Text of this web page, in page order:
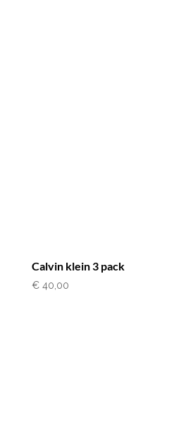
Calvin klein 3 pack
€40,00